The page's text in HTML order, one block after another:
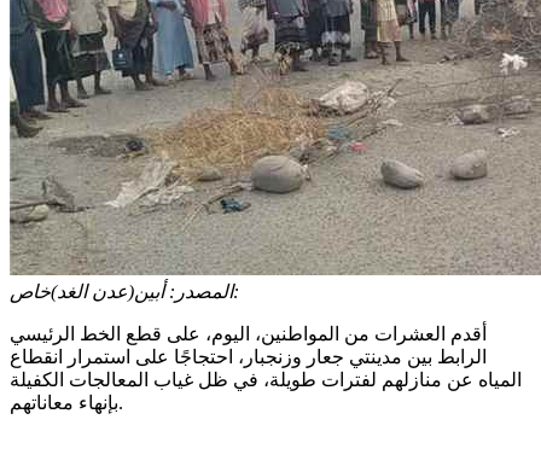
المصدر:أبين(عدن الغد)خاص:
أقدم العشرات من المواطنين، اليوم، على قطع الخط الرئيسي
الرابط بين مدينتي جعار وزنجبار، احتجاجًا على استمرار انقطاع
المياه عن منازلهم لفترات طويلة، في ظل غياب المعالجات الكفيلة
بإنهاء معاناتهم.